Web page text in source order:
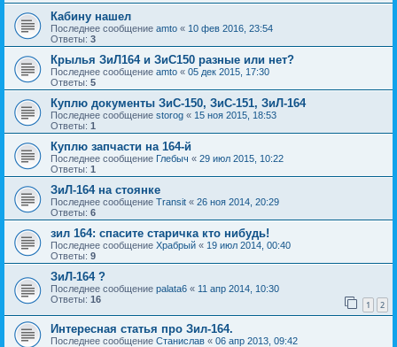
Кабину нашел
Последнее сообщение amto « 10 фев 2016, 23:54
Ответы: 3
Крылья ЗиЛ164 и ЗиС150 разные или нет?
Последнее сообщение amto « 05 дек 2015, 17:30
Ответы: 5
Куплю документы ЗиС-150, ЗиС-151, ЗиЛ-164
Последнее сообщение storog « 15 ноя 2015, 18:53
Ответы: 1
Куплю запчасти на 164-й
Последнее сообщение Глебыч « 29 июл 2015, 10:22
Ответы: 1
ЗиЛ-164 на стоянке
Последнее сообщение Transit « 26 ноя 2014, 20:29
Ответы: 6
зил 164: спасите старичка кто нибудь!
Последнее сообщение Храбрый « 19 июл 2014, 00:40
Ответы: 9
ЗиЛ-164 ?
Последнее сообщение palata6 « 11 апр 2014, 10:30
Ответы: 16 1 2
Интересная статья про Зил-164.
Последнее сообщение Станислав « 06 апр 2013, 09:42